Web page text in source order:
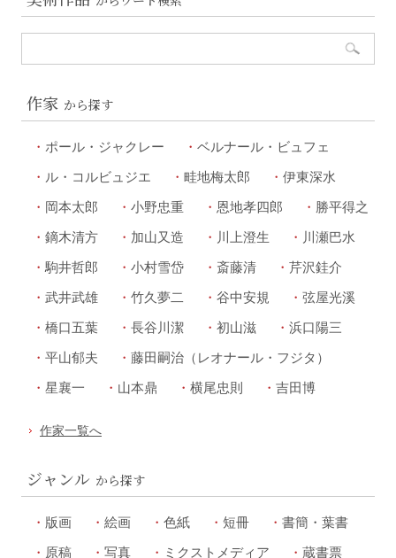
作家 から探す
ポール・ジャクレー
ベルナール・ビュフェ
ル・コルビュジエ
畦地梅太郎
伊東深水
岡本太郎
小野忠重 恩地孝四郎
勝平得之
鏑木清方
加山又造 川上澄生
川瀬巴水
駒井哲郎
小村雪岱 斎藤清
芹沢銈介
武井武雄
竹久夢二 谷中安規
弦屋光溪
橋口五葉
長谷川潔 初山滋
浜口陽三
平山郁夫
藤田嗣治（レオナール・フジタ）
星襄一
山本鼎 横尾忠則 吉田博
作家一覧へ
ジャンル から探す
版画 絵画 色紙 短冊
書簡・葉書
原稿
写真 ミクストメディア
蔵書票